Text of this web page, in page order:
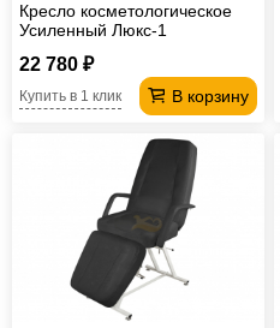
Кресло косметологическое
Усиленный Люкс-1
22 780 ₽
В корзину
Купить в 1 клик